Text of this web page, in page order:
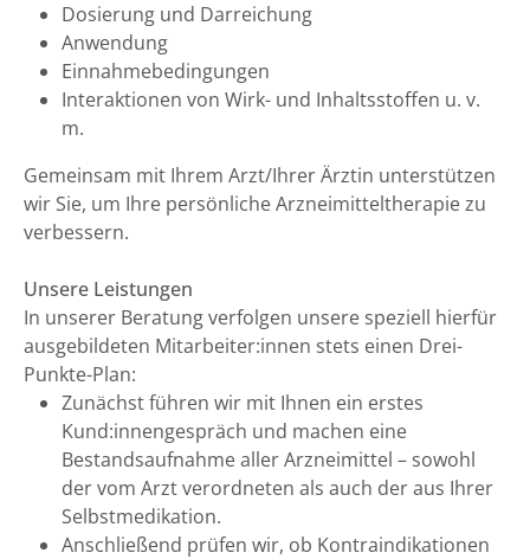
Dosierung und Darreichung
Anwendung
Einnahmebedingungen
Interaktionen von Wirk- und Inhaltsstoffen u. v.
m.
Gemeinsam mit Ihrem Arzt/Ihrer Ärztin unterstützen
wir Sie, um Ihre persönliche Arzneimitteltherapie zu
verbessern.
Unsere Leistungen
In unserer Beratung verfolgen unsere speziell hierfür
ausgebildeten Mitarbeiter:innen stets einen Drei-
Punkte-Plan:
Zunächst führen wir mit Ihnen ein erstes
Kund:innengespräch und machen eine
Bestandsaufnahme aller Arzneimittel – sowohl
der vom Arzt verordneten als auch der aus Ihrer
Selbstmedikation.
Anschließend prüfen wir, ob Kontraindikationen